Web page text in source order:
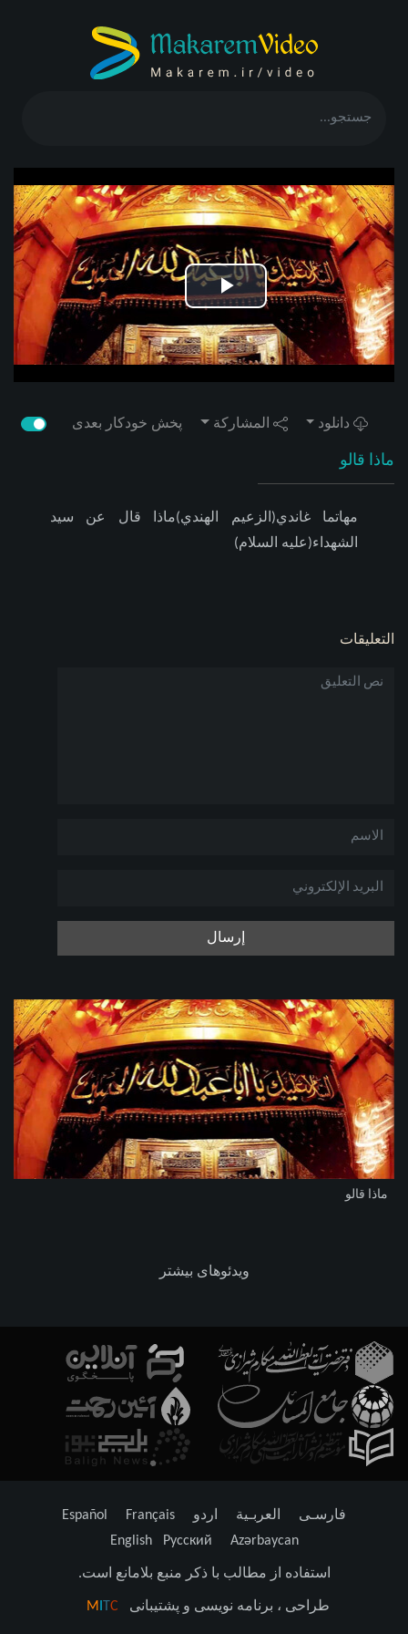
Play
Video
دانلود المشاركة پخش خودکار بعدی
ماذا قالو
مهاتما غاندي(الزعيم الهندي)ماذا قال عن سيد
الشهداء(عليه السلام)
التعليقات
إرسال
ماذا قالو
ویدئوهای بیشتر
فارسـی العربـیة اردو Français
Español
Azərbaycan
Русский
English
استفاده از مطالب با ذکر منبع بلامانع است.
طراحی ، برنامه نویسی و پشتیبانی M C